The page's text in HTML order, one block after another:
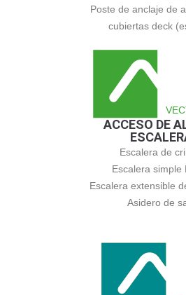
Poste de anclaje de
cubiertas deck
ACCESO DE
Escalera de
Escalera simple
Escalera extensible
Asidero de